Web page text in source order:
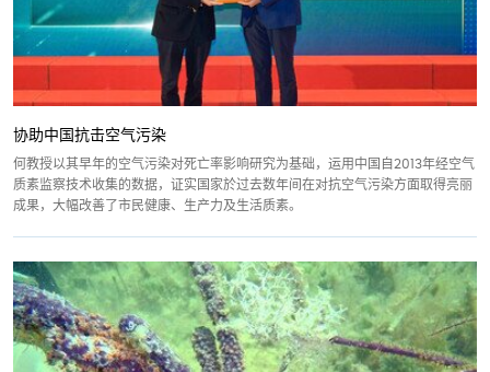
协助中国抗击空气污染
何教授以其早年的空气污染对死亡率影响研究为基础，运用中国自2013年经空气
质素监察技术收集的数据，证实国家於过去数年间在对抗空气污染方面取得亮丽
成果，大幅改善了市民健康、生产力及生活质素。